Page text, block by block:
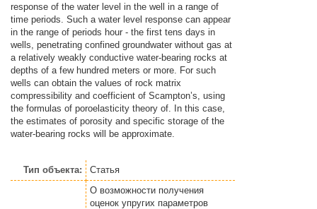
response of the water level in the well in a range of
time periods. Such a water level response can appear
in the range of periods hour - the first tens days in
wells, penetrating confined groundwater without gas at
a relatively weakly conductive water-bearing rocks at
depths of a few hundred meters or more. For such
wells can obtain the values of rock matrix
compressibility and coefficient of Scampton’s, using
the formulas of poroelasticity theory of. In this case,
the estimates of porosity and specific storage of the
water-bearing rocks will be approximate.
Тип объекта: Статья
О возможности получения
оценок упругих параметров